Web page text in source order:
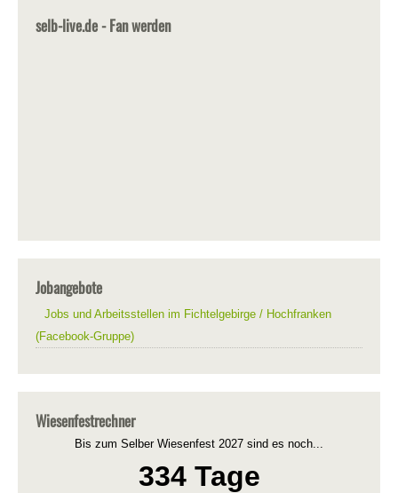
selb-live.de - Fan werden
Jobangebote
Jobs und Arbeitsstellen im Fichtelgebirge / Hochfranken
(Facebook-Gruppe)
Wiesenfestrechner
Bis zum Selber Wiesenfest 2027 sind es noch...
334 Tage